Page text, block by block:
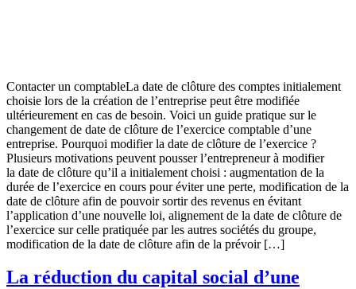
Contacter un comptableLa date de clôture des comptes initialement
choisie lors de la création de l’entreprise peut être modifiée
ultérieurement en cas de besoin. Voici un guide pratique sur le
changement de date de clôture de l’exercice comptable d’une
entreprise. Pourquoi modifier la date de clôture de l’exercice ?
Plusieurs motivations peuvent pousser l’entrepreneur à modifier
la date de clôture qu’il a initialement choisi : augmentation de la
durée de l’exercice en cours pour éviter une perte, modification de la
date de clôture afin de pouvoir sortir des revenus en évitant
l’application d’une nouvelle loi, alignement de la date de clôture de
l’exercice sur celle pratiquée par les autres sociétés du groupe,
modification de la date de clôture afin de la prévoir […]
La réduction du capital social d’une